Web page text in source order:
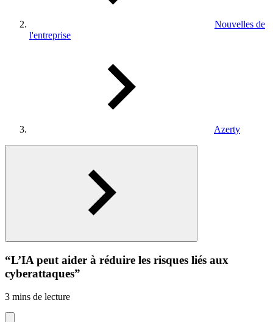
Nouvelles de
l'entreprise
Azerty
“L’IA peut aider à réduire les risques liés aux
cyberattaques”
3 mins de lecture